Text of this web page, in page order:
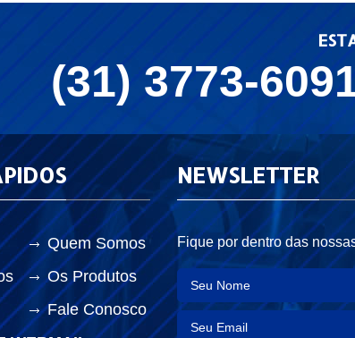
(31) 3773-
Quem Somos
Os Produtos
Fale Conosco
NEWSLETTER
Fique por dentro das